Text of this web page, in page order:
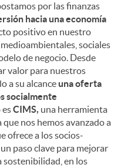
por las finanzas
hacia una economía
positivo en nuestro
sociales
de negocio. Desde
valor para nuestros
a su alcance una oferta
socialmente
esCIMS, una herramienta
nos hemos avanzado a
ofrece a los socios-
paso clave para mejorar
sostenibilidad, en los